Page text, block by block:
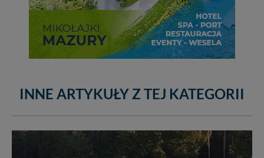
INNE ARTYKUŁY Z TEJ KATEGORII